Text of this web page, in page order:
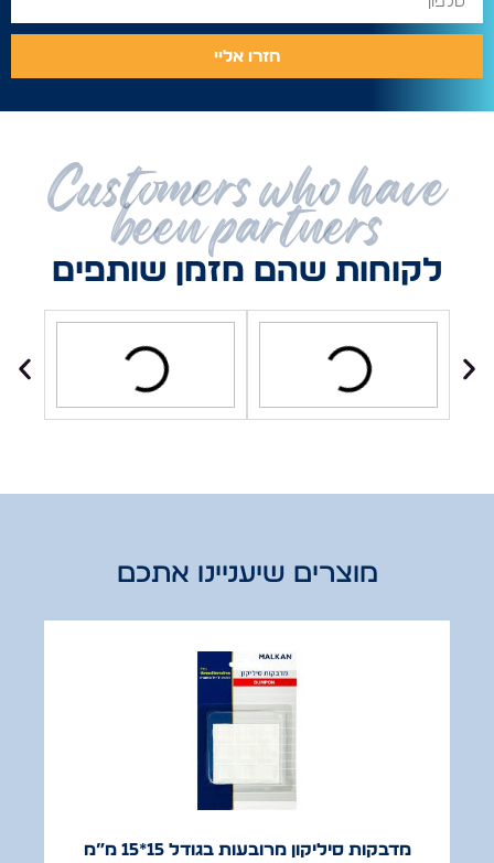
חזרו אליי
Customers who have
been partners
לקוחות שהם מזמן שותפים
מוצרים שיעניינו אתכם
מדבקות סיליקון מרובעות בגודל 15*15 מ”מ